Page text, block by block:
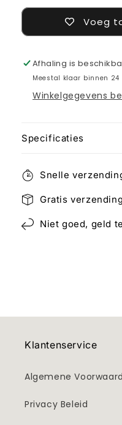
Voeg
Afhaling is
Meestal klaar binnen 24
Winkelgegevens
Specificaties
Snelle
Gratis
Niet goed, geld
Klantenservice
Algemene
Privacy Beleid